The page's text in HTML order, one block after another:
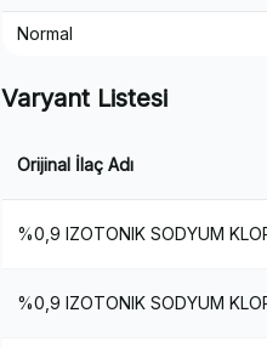
Normal
Varyant Listesi
Orijinal İlaç Adı
%0,9 IZOTONIK SODYUM
%0,9 IZOTONIK SODYUM